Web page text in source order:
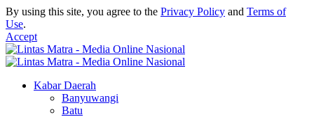
By using this site, you agree to the Privacy Policy and Terms of
Use.
Accept
Kabar Daerah
Banyuwangi
Batu